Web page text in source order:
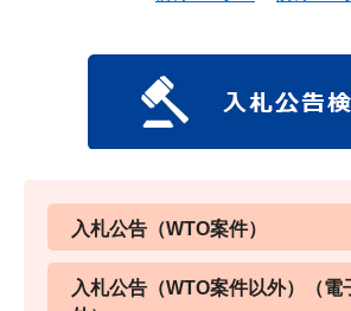
入札公告（WTO案件）
入札公告（WTO案件以外）（電